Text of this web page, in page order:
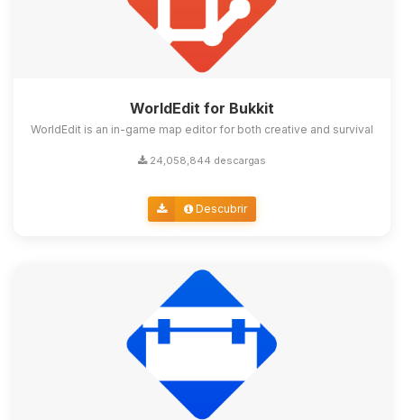
WorldEdit for Bukkit
WorldEdit is an in-game map editor for both creative and survival
24,058,844 descargas
Descubrir